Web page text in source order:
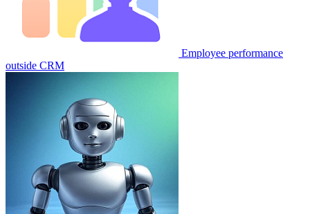
Employee performance
outside CRM